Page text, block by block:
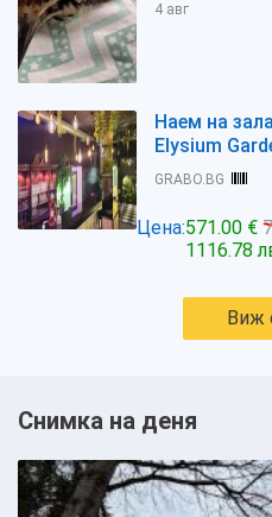
4 авг
Наем на
Elysium
GRABO.BG
Цена:571.00 €
1116.78
Виж
Снимка на деня